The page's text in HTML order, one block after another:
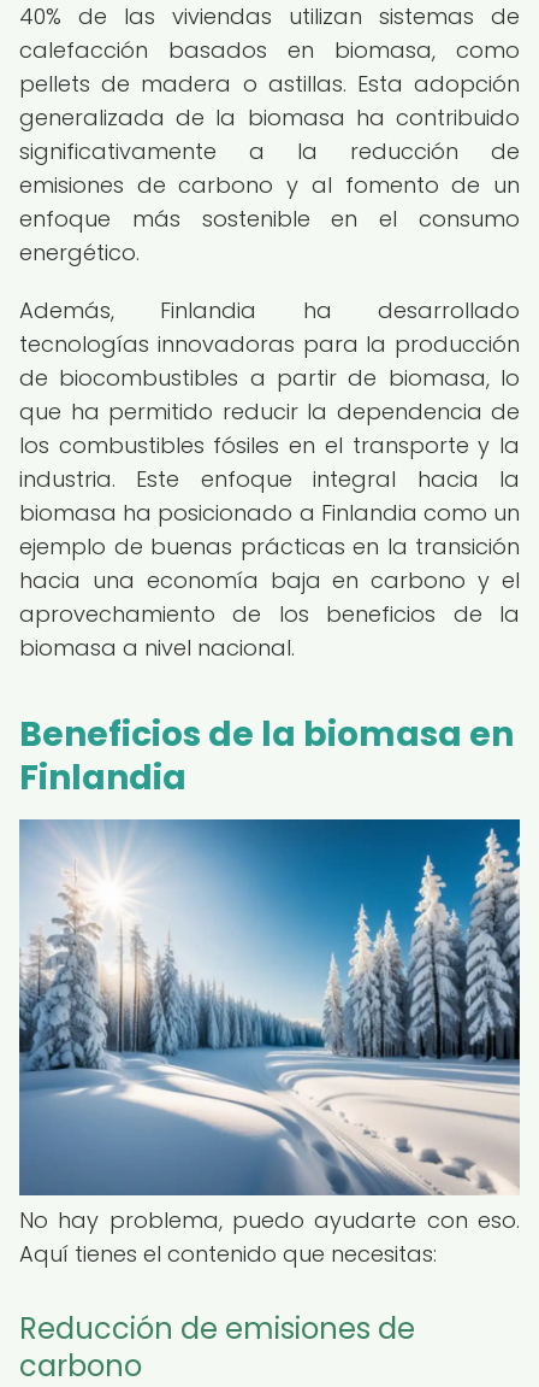
40% de las viviendas utilizan sistemas de
calefacción basados en biomasa, como
pellets de madera o astillas. Esta adopción
generalizada de la biomasa ha contribuido
significativamente a la reducción de
emisiones de carbono y al fomento de un
enfoque más sostenible en el consumo
energético.
Además, Finlandia ha desarrollado
tecnologías innovadoras para la producción
de biocombustibles a partir de biomasa, lo
que ha permitido reducir la dependencia de
los combustibles fósiles en el transporte y la
industria. Este enfoque integral hacia la
biomasa ha posicionado a Finlandia como un
ejemplo de buenas prácticas en la transición
hacia una economía baja en carbono y el
aprovechamiento de los beneficios de la
biomasa a nivel nacional.
Beneficios de la biomasa en
Finlandia
No hay problema, puedo ayudarte con eso.
Aquí tienes el contenido que necesitas:
Reducción de emisiones de
carbono